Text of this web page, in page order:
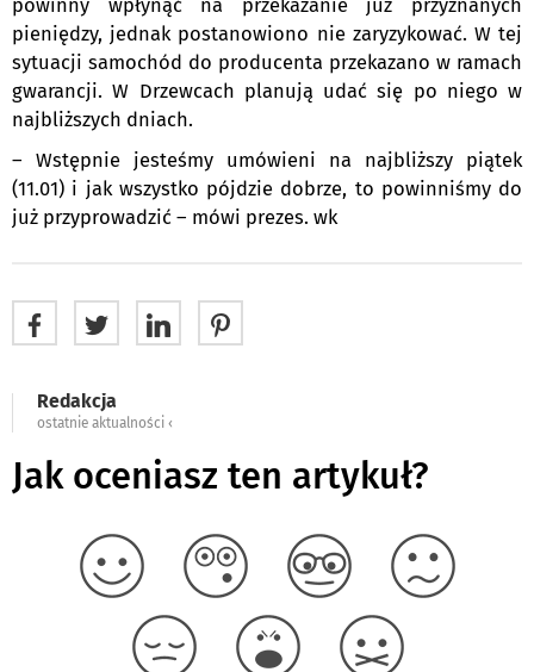
powinny wpłynąć na przekazanie już przyznanych
pieniędzy, jednak postanowiono nie zaryzykować. W tej
sytuacji samochód do producenta przekazano w ramach
gwarancji. W Drzewcach planują udać się po niego w
najbliższych dniach.
– Wstępnie jesteśmy umówieni na najbliższy piątek
(11.01) i jak wszystko pójdzie dobrze, to powinniśmy do
już przyprowadzić – mówi prezes. wk
Redakcja
ostatnie aktualności ‹
Jak oceniasz ten artykuł?